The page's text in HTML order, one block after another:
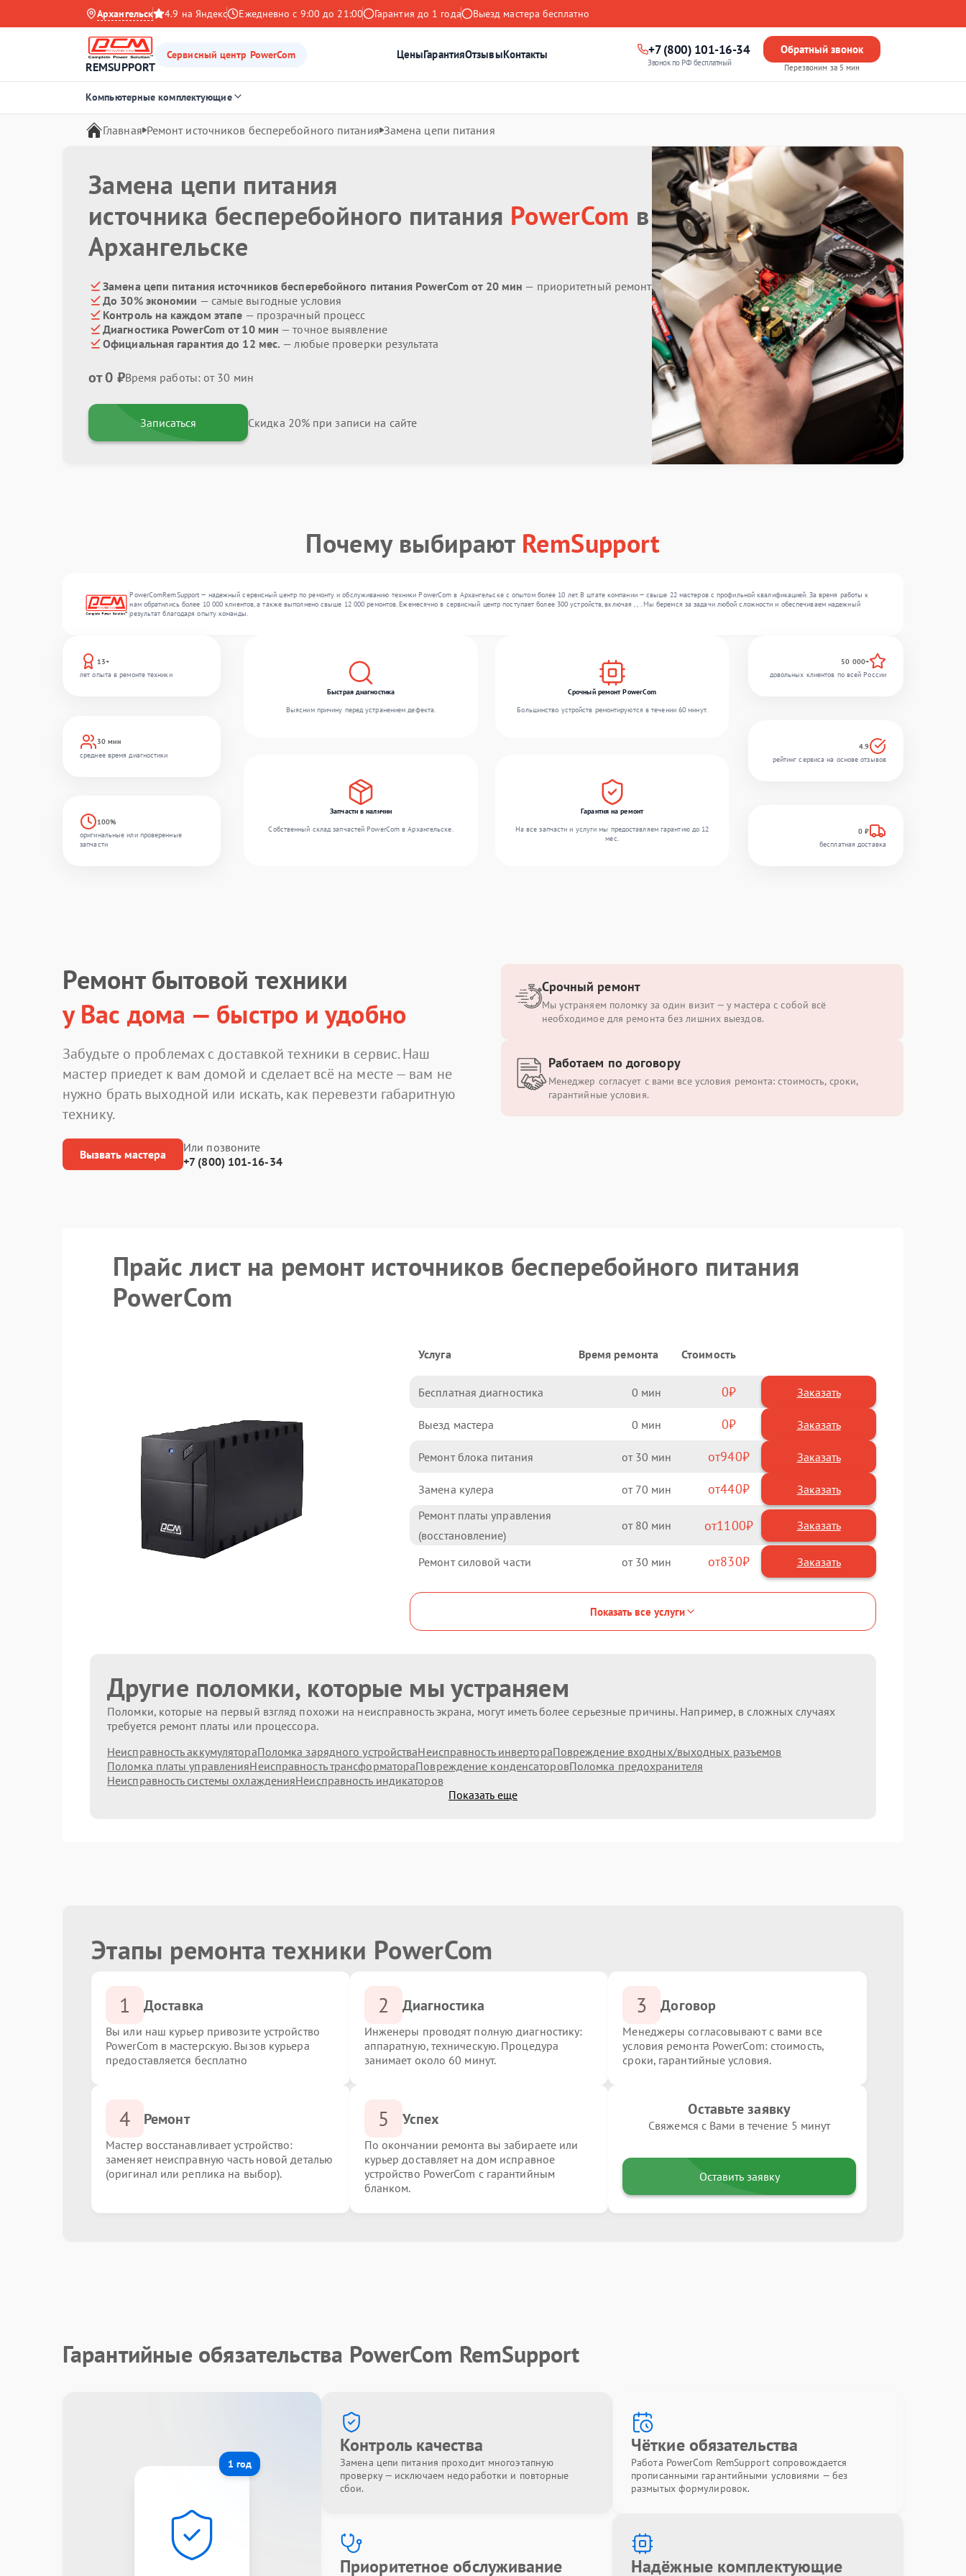
Архангельск 4.9 на Яндекс Ежедневно с 9:00 до 21:00 Гарантия до 1 года Выезд мастера бесплатно
REMSUPPORT
Сервисный центр PowerCom ЦеныГарантияОтзывыКонтакты +7 (800) 101-16-34
Звонок по РФ бесплатный
Обратный звонок
Перезвоним за 5 мин
Компьютерные комплектующие
Главная Ремонт источников бесперебойного питания Замена цепи питания
Замена цепи питания
источника бесперебойного питания PowerCom в
Архангельске
Замена цепи питания источников бесперебойного питания PowerCom от 20 мин — приоритетный ремонт
До 30% экономии — самые выгодные условия
Контроль на каждом этапе — прозрачный процесс
Диагностика PowerCom от 10 мин — точное выявление
Официальная гарантия до 12 мес. — любые проверки результата
от 0 ₽Время работы: от 30 мин
Записаться Скидка 20% при записи на сайте
Почему выбирают RemSupport
PowerComRemSupport — надежный сервисный центр по ремонту и обслуживанию техники PowerCom в Архангельске с опытом более 10 лет. В штате компании — свыше 22 мастеров с профильной квалификацией. За время работы к
нам обратились более 10 000 клиентов, а также выполнено свыше 12 000 ремонтов. Ежемесячно в сервисный центр поступает более 300 устройств, включая , , . Мы беремся за задачи любой сложности и обеспечиваем надежный
результат благодаря опыту команды.
13+
лет опыта в ремонте техники
30 мин
среднее время диагностики
100%
оригинальные или проверенные
запчасти
Быстрая диагностика
Выясним причину перед устранением дефекта.
Срочный ремонт PowerCom
Большинство устройств ремонтируются в течении 60 минут.
Запчасти в наличии
Собственный склад запчастей PowerCom в Архангельске.
Гарантия на ремонт
На все запчасти и услуги мы предоставляем гарантию до 12
мес.
50 000+
довольных клиентов по всей России
4.9
рейтинг сервиса на основе отзывов
0 ₽
бесплатная доставка
Ремонт бытовой техники
у Вас дома — быстро и удобно
Забудьте о проблемах с доставкой техники в сервис. Наш
мастер приедет к вам домой и сделает всё на месте — вам не
нужно брать выходной или искать, как перевезти габаритную
технику.
Вызвать мастера
Или позвоните
+7 (800) 101-16-34
Срочный ремонт
Мы устраняем поломку за один визит — у мастера с собой всё
необходимое для ремонта без лишних выездов.
Работаем по договору
Менеджер согласует с вами все условия ремонта: стоимость, сроки,
гарантийные условия.
Прайс лист на ремонт источников бесперебойного питания
PowerCom
Услуга Время ремонта Стоимость
Бесплатная диагностика 0 0 Заказать
Выезд мастера 0 0 Заказать
Ремонт блока питания 30 940
Замена кулера 70 440
Ремонт платы управления
(восстановление)
80 1100
Ремонт силовой части 30 830
Показать все услуги
Другие поломки, которые мы устраняем
Поломки, которые на первый взгляд похожи на неисправность экрана, могут иметь более серьезные причины. Например, в сложных случаях
требуется ремонт платы или процессора.
Неисправность аккумулятораПоломка зарядного устройстваНеисправность инвертораПовреждение входных/выходных разъемов
Поломка платы управленияНеисправность трансформатораПовреждение конденсаторовПоломка предохранителя
Неисправность системы охлажденияНеисправность индикаторов
Показать еще
Этапы ремонта техники PowerCom
1 Доставка
Вы или наш курьер привозите устройство
PowerCom в мастерскую. Вызов курьера
предоставляется бесплатно
2 Диагностика
Инженеры проводят полную диагностику:
аппаратную, техническую. Процедура
занимает около 60 минут.
3 Договор
Менеджеры согласовывают с вами все
условия ремонта PowerCom: стоимость,
сроки, гарантийные условия.
4 Ремонт
Мастер восстанавливает устройство:
заменяет неисправную часть новой деталью
(оригинал или реплика на выбор).
5 Успех
По окончании ремонта вы забираете или
курьер доставляет на дом исправное
устройство PowerCom с гарантийным
бланком.
Оставьте заявку
Свяжемся с Вами в течение 5 минут
Оставить заявку
Гарантийные обязательства PowerCom RemSupport
1 год
Контроль качества
Замена цепи питания проходит многоэтапную
проверку — исключаем недоработки и повторные
сбои.
Чёткие обязательства
Работа PowerCom RemSupport сопровождается
прописанными гарантийными условиями — без
размытых формулировок.
Приоритетное обслуживание Надёжные комплектующие